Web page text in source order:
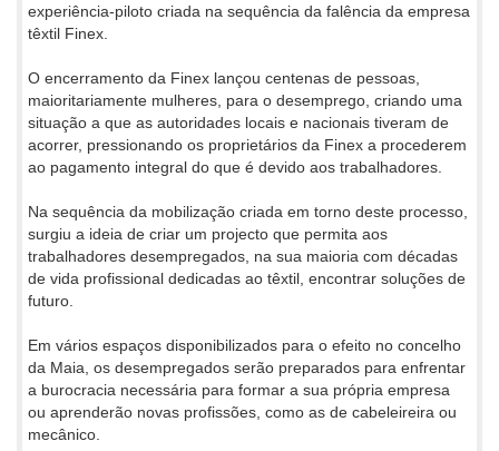
experiência-piloto criada na sequência da falência da empresa
têxtil Finex.
O encerramento da Finex lançou centenas de pessoas,
maioritariamente mulheres, para o desemprego, criando uma
situação a que as autoridades locais e nacionais tiveram de
acorrer, pressionando os proprietários da Finex a procederem
ao pagamento integral do que é devido aos trabalhadores.
Na sequência da mobilização criada em torno deste processo,
surgiu a ideia de criar um projecto que permita aos
trabalhadores desempregados, na sua maioria com décadas
de vida profissional dedicadas ao têxtil, encontrar soluções de
futuro.
Em vários espaços disponibilizados para o efeito no concelho
da Maia, os desempregados serão preparados para enfrentar
a burocracia necessária para formar a sua própria empresa
ou aprenderão novas profissões, como as de cabeleireira ou
mecânico.